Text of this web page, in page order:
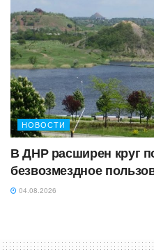
НОВОСТИ
В ДНР расширен круг
безвозмездное
04.08.2026